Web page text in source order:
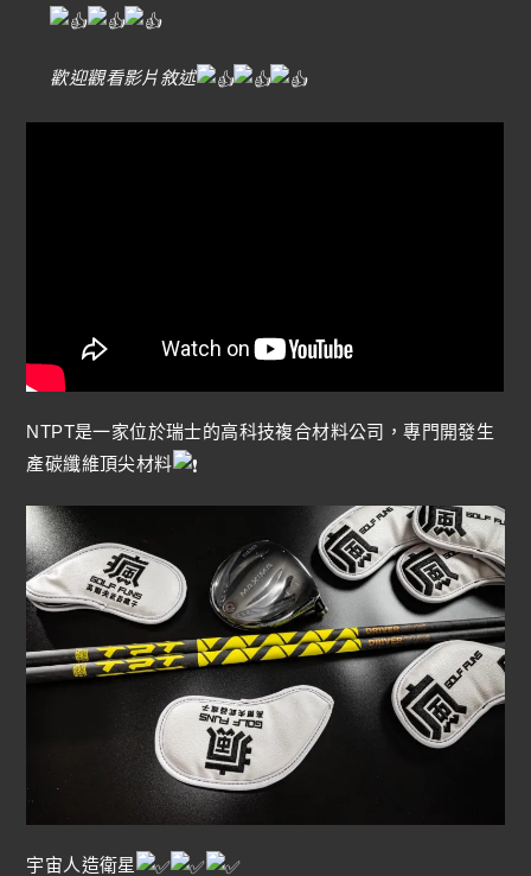
歡迎觀看影片敘述
NTPT是一家位於瑞士的高科技複合材料公司，專門開發生
產碳纖維頂尖材料
宇宙人造衛星